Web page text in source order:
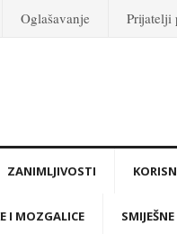
Oglašavanje Prijatelji
ZANIMLJIVOSTI
I MOZGALICE